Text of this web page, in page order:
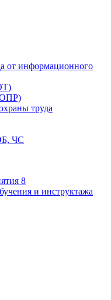
от информационного
труда
ЧС
8
и инструктажа